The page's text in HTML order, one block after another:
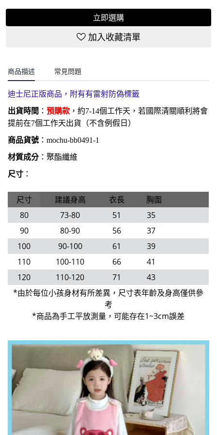
立即選購
加入收藏清單
商品描述 常見問題
迪士尼正版商品，附有有雷射防偽標籤
出貨時間 ： 預購款 ，約7-14個工作天，若國際清關順利將會
提前在7個工作天出貨（不含例假日）
商品貨號： mochu-bb0491-1
材質成分：聚酯纖維
尺寸 ：
尺寸 建議身高 衣長
胸圍
80
73-80 51
35
90
80-90 56
37
100
90-100 61
39
110
100-110 66
41
120
110-120 71
43
*由於每位小孩身材有所差異，尺寸表年齡及身高僅供參
考
*商品為手工平放測量，可能存在1~3cm誤差